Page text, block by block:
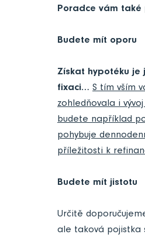
Poradce vám také
Budete mít oporu
Získat hypotéku je
fixaci… S tím vším
zohledňovala i
budete například
pohybuje
příležitosti k
Budete mít jistotu
Určitě
ale taková pojistka